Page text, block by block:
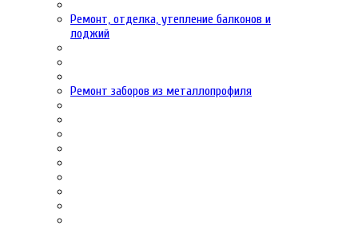
Ремонт, отделка, утепление балконов и
лоджий
Ремонт заборов из металлопрофиля